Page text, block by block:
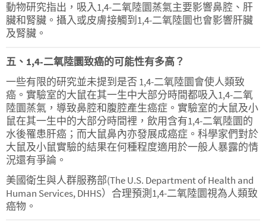
動物研究指出，吸入1,4-二氧陸圜蒸氣主要影響鼻腔、肝
臟和腎臟。攝入或皮膚接觸到1,4-二氧陸圜也會影響肝臟
及腎臟。
五、1,4-二氧陸圜致癌的可能性有多高？
一些有限的研究並未提到是否 1,4-二氧陸圜會使人類致
癌。實驗室的大鼠在其一生中大部分時間都吸入1,4-二氧
陸圜蒸氣，導致鼻腔和腹腔產生癌症。實驗室的大鼠及小
鼠在其一生中的大部分時間裡，飲用含有1,4-二氧陸圜的
水後罹患肝癌；而大鼠鼻內亦發展成癌症。科學家們對於
大鼠及小鼠實驗的結果在何種程度適用於一般人暴露的情
況還有爭論。
美國衛生與人群服務部(The U.S. Department of Health and
Human Services, DHHS）合理預測1,4-二氧陸圜視為人類致
癌物。